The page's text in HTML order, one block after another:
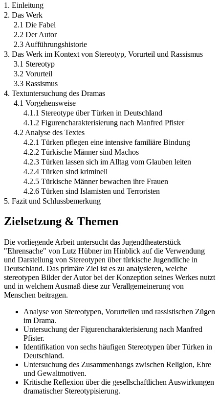
1. Einleitung
2. Das Werk
2.1 Die Fabel
2.2 Der Autor
2.3 Aufführungshistorie
3. Das Werk im Kontext von Stereotyp, Vorurteil und Rassismus
3.1 Stereotyp
3.2 Vorurteil
3.3 Rassismus
4. Textuntersuchung des Dramas
4.1 Vorgehensweise
4.1.1 Stereotype über Türken in Deutschland
4.1.2 Figurencharakterisierung nach Manfred Pfister
4.2 Analyse des Textes
4.2.1 Türken pflegen eine intensive familiäre Bindung
4.2.2 Türkische Männer sind Machos
4.2.3 Türken lassen sich im Alltag vom Glauben leiten
4.2.4 Türken sind kriminell
4.2.5 Türkische Männer bewachen ihre Frauen
4.2.6 Türken sind Islamisten und Terroristen
5. Fazit und Schlussbemerkung
Zielsetzung & Themen
Die vorliegende Arbeit untersucht das Jugendtheaterstück
"Ehrensache" von Lutz Hübner im Hinblick auf die Verwendung
und Darstellung von Stereotypen über türkische Jugendliche in
Deutschland. Das primäre Ziel ist es zu analysieren, welche
stereotypen Bilder der Autor bei der Konzeption seines Werkes nutzt
und in welchem Ausmaß diese zur Verallgemeinerung von
Menschen beitragen.
Analyse von Stereotypen, Vorurteilen und rassistischen Zügen
im Drama.
Untersuchung der Figurencharakterisierung nach Manfred
Pfister.
Identifikation von sechs häufigen Stereotypen über Türken in
Deutschland.
Untersuchung des Zusammenhangs zwischen Religion, Ehre
und Gewaltmotiven.
Kritische Reflexion über die gesellschaftlichen Auswirkungen
dramatischer Stereotypisierung.